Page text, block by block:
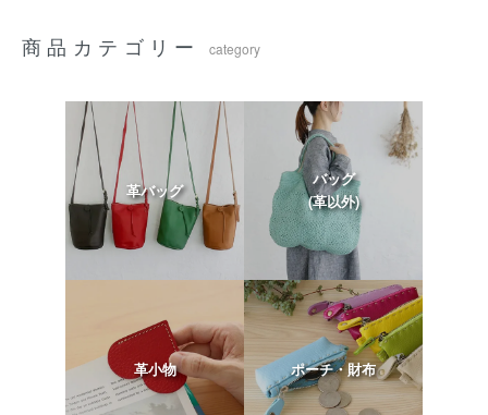
商品カテゴリー category
革バッグ
バッグ
(革以外)
革小物 ポーチ・財布